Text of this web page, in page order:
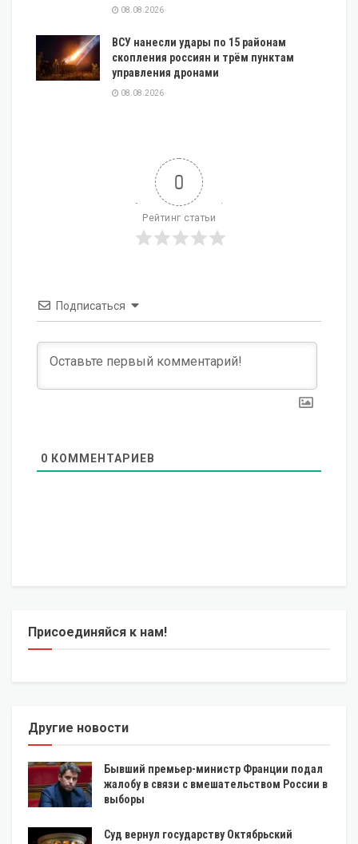
08.08.2026
ВСУ нанесли удары по 15 районам
скопления россиян и трём пунктам
управления дронами
08.08.2026
0
Рейтинг статьи
Подписаться
0 КОММЕНТАРИЕВ
Присоединяйся к нам!
Другие новости
Бывший премьер-министр Франции подал
жалобу в связи с вмешательством России в
выборы
Суд вернул государству Октябрьский